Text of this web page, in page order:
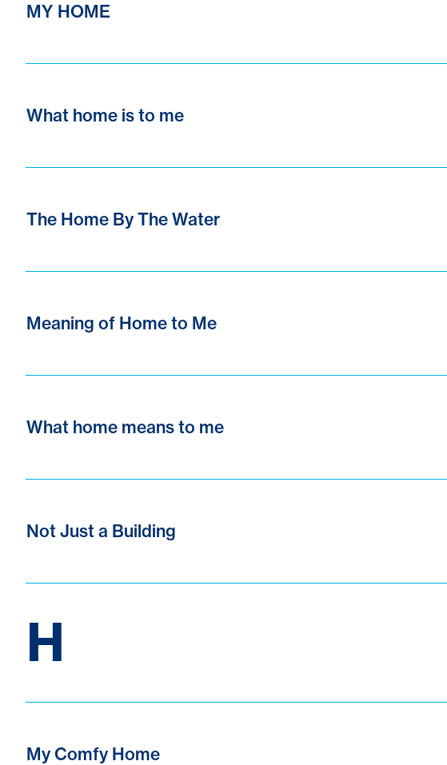
MY HOME
What home is to me
The Home By The Water
Meaning of Home to Me
What home means to me
Not Just a Building
H
My Comfy Home